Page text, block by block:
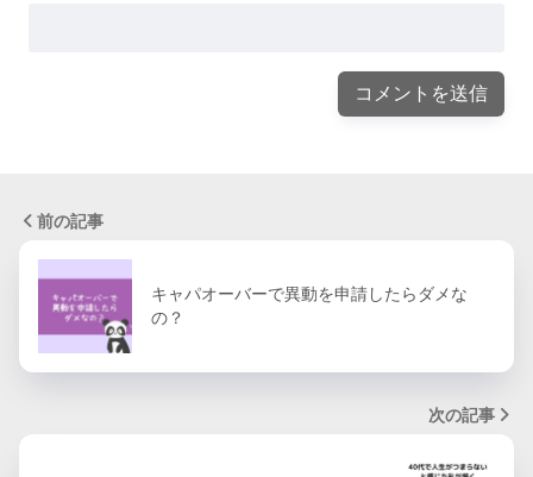
前の記事
キャパオーバーで異動を申請したらダメな
の？
次の記事